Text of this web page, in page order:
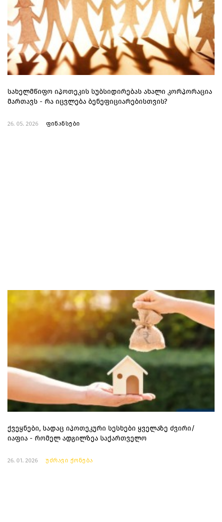
სახელმწიფო იპოთეკის სუბსიდირებას ახალი კორპორაცია
მართავს - რა იცვლება ბენეფიციარებისთვის?
26. 05. 2026 ფინანსები
ქვეყნები, სადაც იპოთეკური სესხები ყველაზე ძვირი/
იაფია - რომელ ადგილზეა საქართველო
26. 01. 2026 უძრავი ქონება